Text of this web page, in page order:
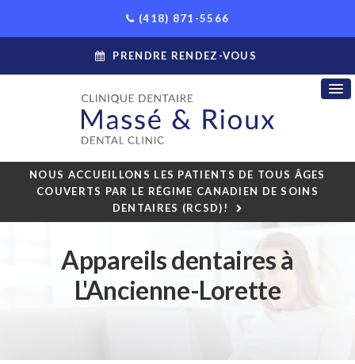
(418) 871-5566
PRENDRE RENDEZ-VOUS
NOUS ACCUEILLONS LES PATIENTS DE TOUS ÂGES
COUVERTS PAR LE RÉGIME CANADIEN DE SOINS
DENTAIRES (RCSD)!
Appareils dentaires à
L'Ancienne-Lorette